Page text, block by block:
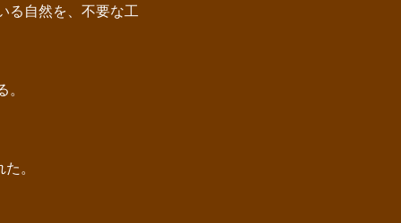
る自然を、不要な工
。